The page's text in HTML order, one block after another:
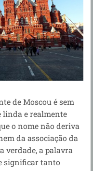
de Moscou é sem
linda e realmente
o nome não deriva
da associação da
verdade, a palavra
significar tanto